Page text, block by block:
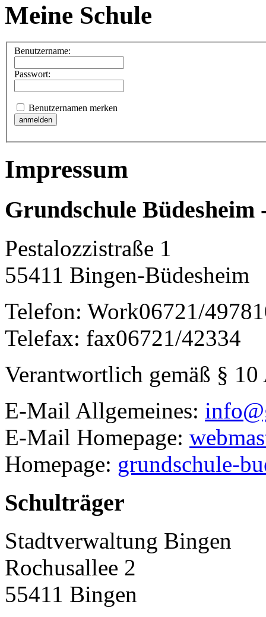
Meine Schule
Benutzername:
Passwort:
Benutzernamen merken
Impressum
Grundschule Büdesheim
Pestalozzistraße 1
55411 Bingen-Büdesheim
Telefon: Work06721/
Telefax: fax06721/42334
Verantwortlich gemäß §
E-Mail Allgemeines:
E-Mail Homepage:
Homepage: grundschule-
Schulträger
Stadtverwaltung Bingen
Rochusallee 2
55411 Bingen